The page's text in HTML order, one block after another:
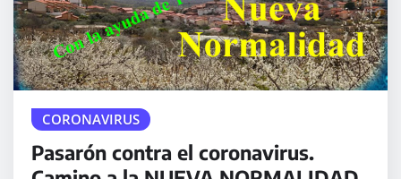
CORONAVIRUS
Pasarón contra el coronavirus.